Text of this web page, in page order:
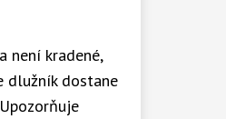
není kradené,
dlužník dostane